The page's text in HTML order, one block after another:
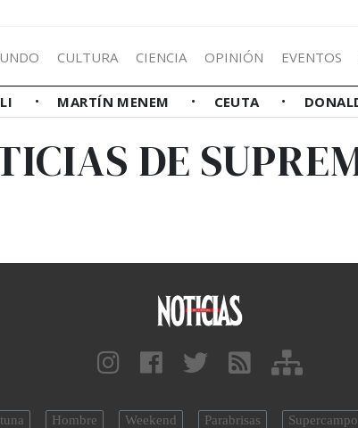
CULTURA CIENCIA OPINIÓN EVENTOS
MARTÍN MENEM CEUTA
DE
Hombre Weekend Parabrisas Supercampo